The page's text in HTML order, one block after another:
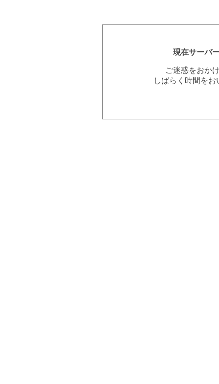
現在サーバ
ご迷惑をおか
しばらく時間を